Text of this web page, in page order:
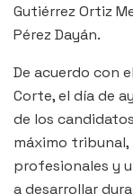
Gutiérrez Ortiz
Pérez Dayán.
De acuerdo con
Corte, el día de
de los
máximo
profesionales y
a desarrollar